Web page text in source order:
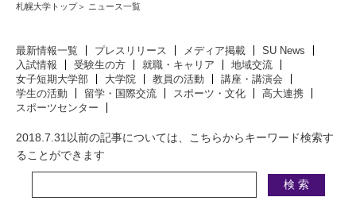
札幌大学トップ ニュース一覧
最新情報一覧 プレスリリース メディア掲載
SU News
入試情報
受験生の方 就職・キャリア
地域交流
女子短期大学部
大学院 教員の活動
講座・講演会
学生の活動
留学・国際交流 スポーツ・文化
高大連携
スポーツセンター
2018.7.31以前の記事については、こちらからキーワード検索す
ることができます